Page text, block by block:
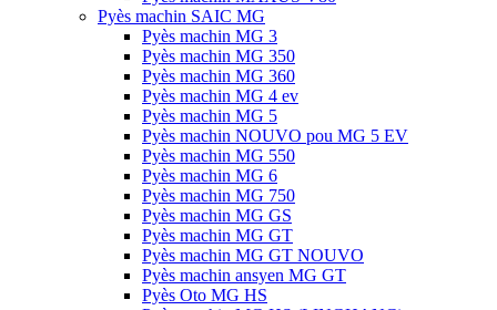
Pyès machin SAIC MG
Pyès machin MG 3
Pyès machin MG 350
Pyès machin MG 360
Pyès machin MG 4 ev
Pyès machin MG 5
Pyès machin NOUVO pou MG 5 EV
Pyès machin MG 550
Pyès machin MG 6
Pyès machin MG 750
Pyès machin MG GS
Pyès machin MG GT
Pyès machin MG GT NOUVO
Pyès machin ansyen MG GT
Pyès Oto MG HS